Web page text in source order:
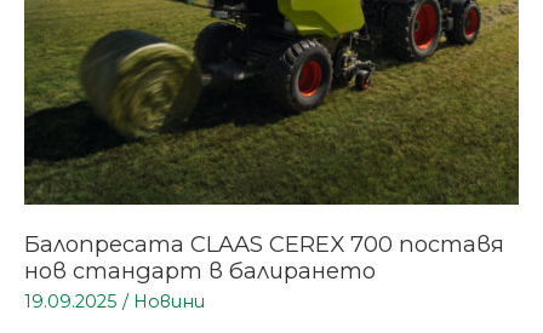
Балопресата CLAAS CEREX 700 поставя
нов стандарт в балирането
19.09.2025 / Новини
в
балирането